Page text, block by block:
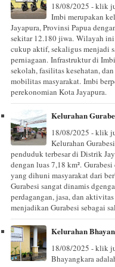
18/08/2025 - klik
Imbi merupakan
Jayapura, Provinsi Papua
sekitar 12.180 jiwa. Wilayah
cukup aktif, sekaligus menjadi
perniagaan. Infrastruktur di
sekolah, fasilitas kesehatan,
mobilitas masyarakat. Imbi
perekonomian Kota Jayapura.
Kelurahan
18/08/2025 - klik
Kelurahan
penduduk terbesar di Distrik
dengan luas 7,18 km².
yang dihuni masyarakat dari
Gurabesi sangat dinamis
perdagangan, jasa, dan
menjadikan Gurabesi sebagai
Kelurahan
18/08/2025 - klik
Bhayangkara